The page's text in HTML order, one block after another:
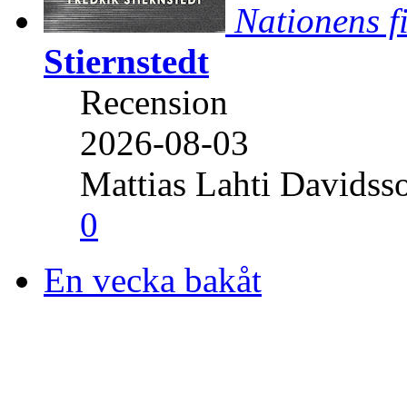
Nationens
Stiernstedt
Recension
2026-08-03
Mattias Lahti
0
En vecka bakåt